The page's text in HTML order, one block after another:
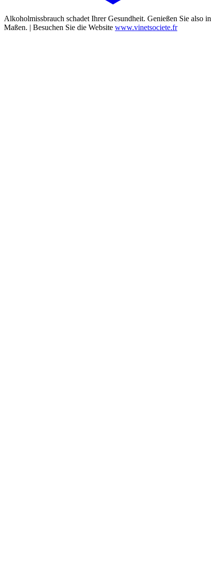
Alkoholmissbrauch schadet Ihrer Gesundheit. Genießen Sie also in
Maßen. | Besuchen Sie die Website www.vinetsociete.fr